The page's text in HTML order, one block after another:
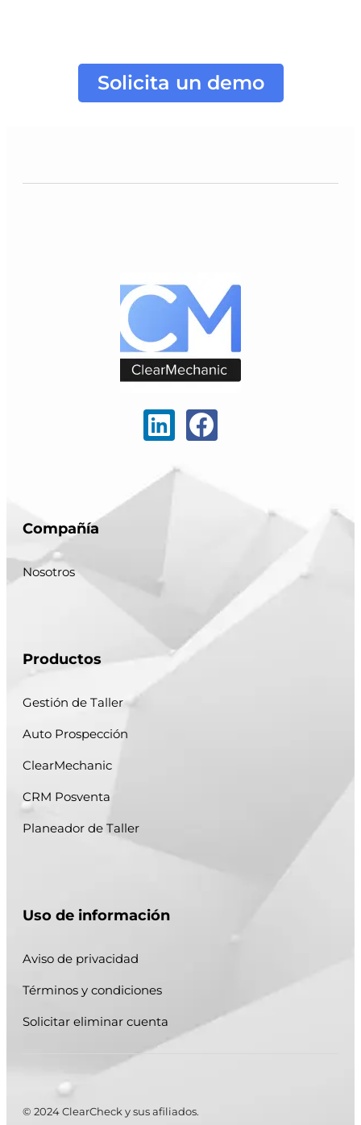
Solicita un demo
Compañía
Nosotros
Productos
Gestión de Taller
Auto Prospección
ClearMechanic
CRM Posventa
Planeador de Taller
Uso de información
Aviso de privacidad
Términos y condiciones
Solicitar eliminar cuenta
© 2024 ClearCheck y sus afiliados.